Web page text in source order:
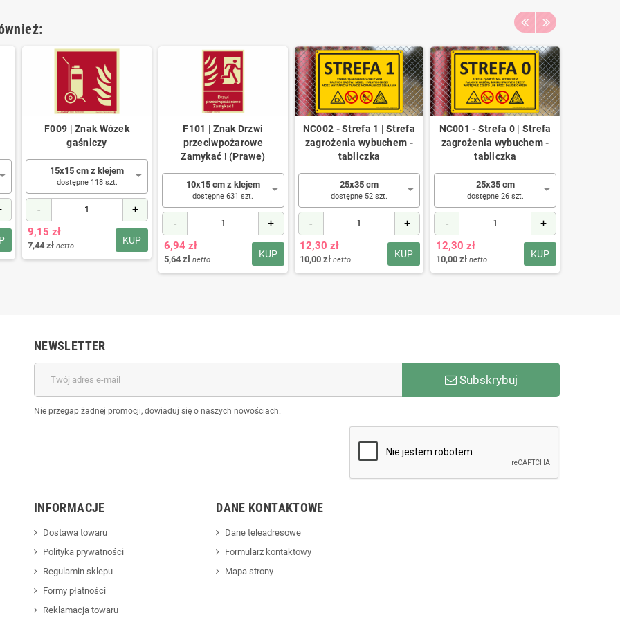
F009 | Znak Wózek
gaśniczy
15x15 cm z klejem
dostępne 118 szt.
- +
KUP
9,15 zł
7,44 zł netto
F101 | Znak Drzwi
przeciwpożarowe
Zamykać ! (Prawe)
10x15 cm z klejem
dostępne 631 szt.
- +
KUP
6,94 zł
5,64 zł netto
NC002 - Strefa 1 | Strefa
zagrożenia wybuchem -
tabliczka
25x35 cm
dostępne 52 szt.
- +
KUP
12,30 zł
10,00 zł netto
NC001 - Strefa 0 | Strefa
zagrożenia wybuchem -
tabliczka
25x35 cm
dostępne 26 szt.
- +
KUP
12,30 zł
10,00 zł netto
NEWSLETTER
Subskrybuj
Nie przegap żadnej promocji, dowiaduj się o naszych nowościach.
INFORMACJE
Dostawa towaru
Polityka prywatności
Regulamin sklepu
Formy płatności
Reklamacja towaru
DANE KONTAKTOWE
Dane teleadresowe
Formularz kontaktowy
Mapa strony